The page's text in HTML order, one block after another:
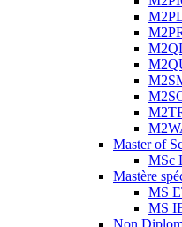
Master of
MSc
Mastère
MS
MS
Non